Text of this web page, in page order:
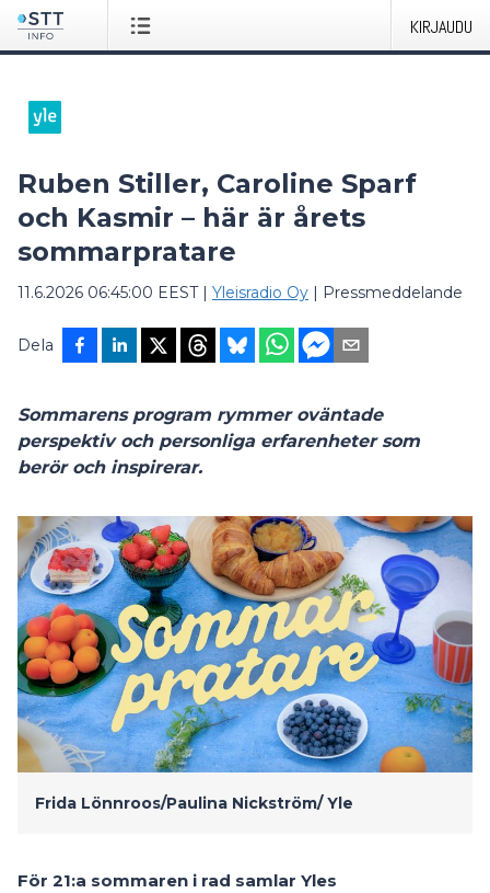
KIRJAUDU
Ruben Stiller, Caroline Sparf
och Kasmir – här är årets
sommarpratare
11.6.2026 06:45:00 EEST| Yleisradio Oy | Pressmeddelande
Dela
Sommarens program rymmer oväntade
perspektiv och personliga erfarenheter som
berör och inspirerar.
Frida Lönnroos/Paulina Nickström/ Yle
För 21:a sommaren i rad samlar Yles